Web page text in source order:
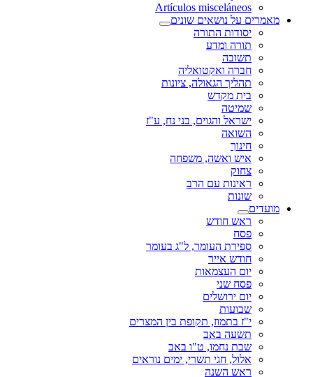
Artículos misceláneos
מאמרים על נושאים שונים
יסודות התורה
תורה ומדע
תשובה
חברה ואקטואליה
תהליך הגאולה, ציונות
בית מקדש
שמיטה
ישראל והגוים, בני נח, ע"ז
השואה
חינוך
איש ואשה, משפחה
צחוק
ראינות עם הרב
שונות
מועדים
ראש חודש
פסח
ספירת העומר, ל"ג בעומר
חודש אייר
יום העצמאות
פסח שני
יום ירושלים
שבועות
י"ז בתמוז, תקופת בין המצרים
תשעה באב
שבת נחמו, ט"ו באב
אלול, חגי תשרי, ימים נוראים
ראש השנה